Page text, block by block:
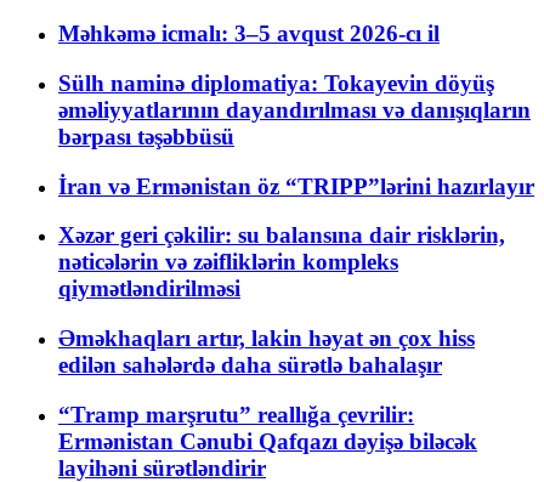
Məhkəmə icmalı: 3–5 avqust 2026-cı il
Sülh naminə diplomatiya: Tokayevin döyüş
əməliyyatlarının dayandırılması və danışıqların
bərpası təşəbbüsü
İran və Ermənistan öz “TRIPP”lərini hazırlayır
Xəzər geri çəkilir: su balansına dair risklərin,
nəticələrin və zəifliklərin kompleks
qiymətləndirilməsi
Əməkhaqları artır, lakin həyat ən çox hiss
edilən sahələrdə daha sürətlə bahalaşır
“Tramp marşrutu” reallığa çevrilir:
Ermənistan Cənubi Qafqazı dəyişə biləcək
layihəni sürətləndirir